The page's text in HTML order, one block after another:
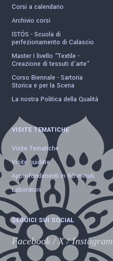
Corsi a calendario
Archivio corsi
ISTÓS - Scuola di
perfezionamento di Calascio
Master I livello "Textile -
Creazione di tessuti d'arte"
Corso Biennale - Sartoria
Storica e per la Scena
La nostra Politica della Qualità
VISITE TEMATICHE
Visite Tematiche
Visite guidate
Approfondimenti in 60 minuti
Laboratori
SEGUICI SUI SOCIAL
Facebook /X/Instagram